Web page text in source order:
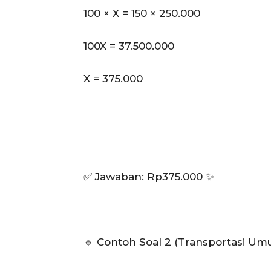
100 × X = 150 × 250.000
100X = 37.500.000
X = 375.000
✅ Jawaban: Rp375.000 ✨
🔹 Contoh Soal 2 (Transportasi